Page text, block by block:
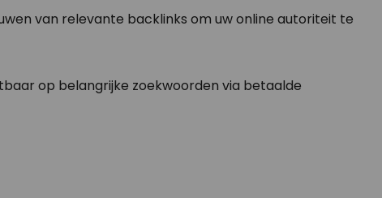
van relevante backlinks om uw online autoriteit te
op belangrijke zoekwoorden via betaalde